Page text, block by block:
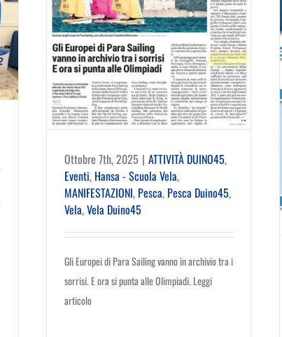
Ottobre 7th, 2025 | ATTIVITÀ DUINO45,
Eventi, Hansa - Scuola Vela,
MANIFESTAZIONI, Pesca, Pesca Duino45,
Vela,Vela Duino45
Gli Europei di Para Sailing vanno in archivio tra i
sorrisi. E ora si punta alle Olimpiadi. Leggi
articolo